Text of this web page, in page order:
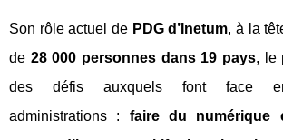
Son rôle actuel de PDG d’Inetum, à la
de 28 000 personnes dans 19 pays, le
des défis auxquels font face
administrations : faire du numérique